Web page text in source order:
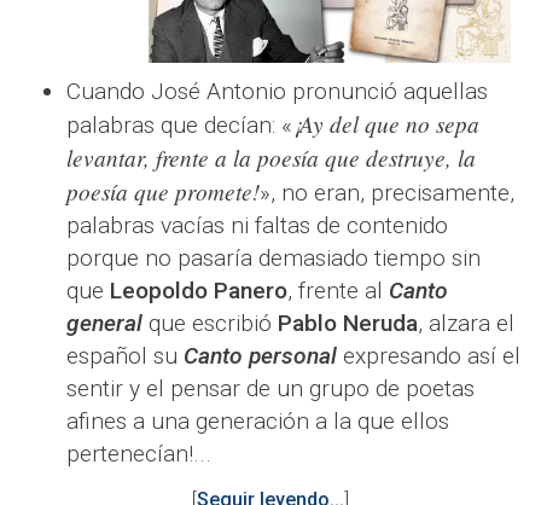
Cuando José Antonio pronunció aquellas
palabras que decían: « ¡Ay del que no sepa
levantar, frente a la poesía que destruye, la
poesía que promete!», no eran, precisamente,
palabras vacías ni faltas de contenido
porque no pasaría demasiado tiempo sin
que Leopoldo Panero, frente al Canto
general que escribió Pablo Neruda, alzara el
español su Canto personal expresando así el
sentir y el pensar de un grupo de poetas
afines a una generación a la que ellos
pertenecían!...
Seguir leyendo...